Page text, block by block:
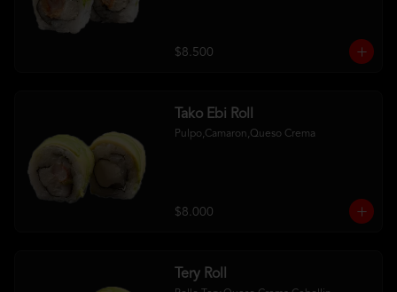
$8.500
Tako Ebi Roll
Pulpo,Camaron,Queso Crema
$8.000
Tery Roll